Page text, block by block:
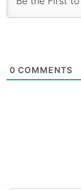
0 COMMENTS